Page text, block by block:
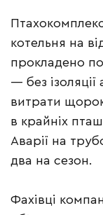
котельня на
прокладено
— без
витрати
в крайніх
Аварії на
два на сезон.
Фахівці